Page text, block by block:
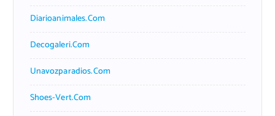
Diarioanimales.com
Decogaleri.com
Unavozparadios.com
Shoes-Vert.com